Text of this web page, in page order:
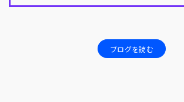
ブログを読む